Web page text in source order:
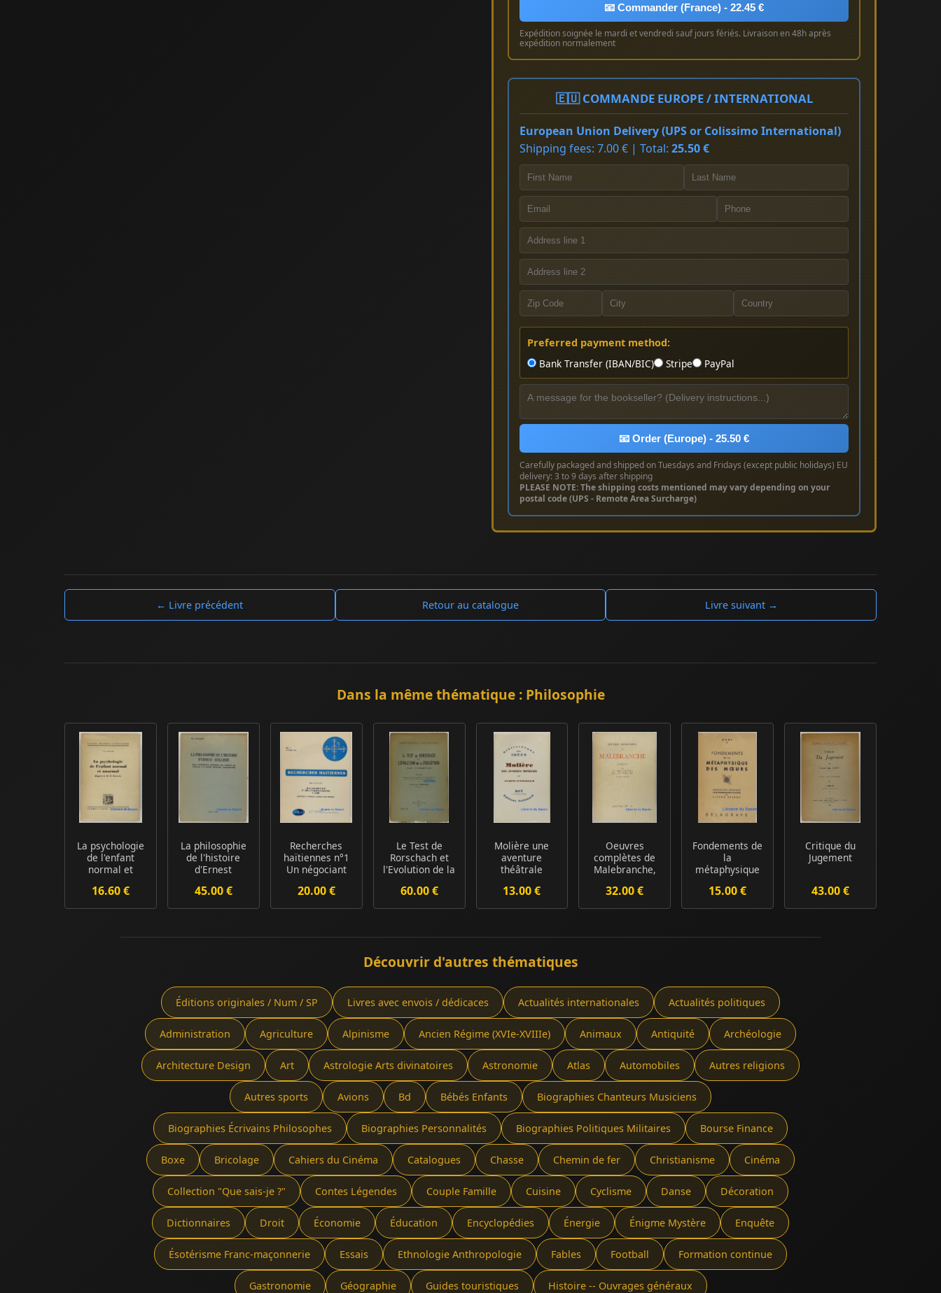
📧 Commander (France) - 22.45 €
Expédition soignée le mardi et vendredi sauf jours fériés. Livraison en 48h après
expédition normalement
🇪🇺 COMMANDE EUROPE / INTERNATIONAL
European Union Delivery (UPS or Colissimo International)
Shipping fees: 7.00 € | Total: 25.50 €
Preferred payment method:
Bank Transfer (IBAN/BIC)
Stripe PayPal
📧 Order (Europe) - 25.50 €
Carefully packaged and shipped on Tuesdays and Fridays (except public holidays) EU
delivery: 3 to 9 days after shipping
PLEASE NOTE: The shipping costs mentioned may vary depending on your
postal code (UPS - Remote Area Surcharge)
← Livre précédent Retour au catalogue Livre suivant →
Dans la même thématique : Philosophie
La psychologie
de l'enfant
normal et
16.60 €
La philosophie
de l'histoire
d'Ernest
c...
45.00 €
Recherches
haïtiennes n°1
Un négociant
esc...
20.00 €
Le Test de
Rorschach et
l'Evolution de la
60.00 €
Molière une
aventure
théâtrale
Juan Le Mis...
13.00 €
Oeuvres
complètes de
Malebranche,
32.00 €
Fondements de
la
métaphysique
15.00 €
Critique du
Jugement
43.00 €
Découvrir d'autres thématiques
Éditions originales / Num / SP Livres avec envois / dédicaces Actualités internationales Actualités politiques
Administration Agriculture Alpinisme Ancien Régime (XVIe-XVIIIe) Animaux Antiquité Archéologie
Architecture Design Art Astrologie Arts divinatoires Astronomie Atlas Automobiles Autres religions
Autres sports Avions Bd Bébés Enfants Biographies Chanteurs Musiciens
Biographies Écrivains Philosophes Biographies Personnalités Biographies Politiques Militaires Bourse Finance
Boxe Bricolage Cahiers du Cinéma Catalogues Chasse Chemin de fer Christianisme Cinéma
Collection "Que sais-je ?" Contes Légendes Couple Famille Cuisine Cyclisme Danse Décoration
Dictionnaires Droit Économie Éducation Encyclopédies Énergie Énigme Mystère Enquête
Ésotérisme Franc-maçonnerie Essais Ethnologie Anthropologie Fables Football Formation continue
Gastronomie Géographie Guides touristiques Histoire -- Ouvrages généraux